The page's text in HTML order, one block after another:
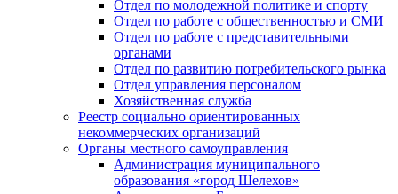
Отдел по молодежной политике и спорту
Отдел по работе с общественностью и СМИ
Отдел по работе с представительными
органами
Отдел по развитию потребительского рынка
Отдел управления персоналом
Хозяйственная служба
Реестр социально ориентированных
некоммерческих организаций
Органы местного самоуправления
Администрация муниципального
образования «город Шелехов»